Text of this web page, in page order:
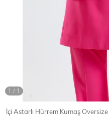
İçi Astarlı Hürrem Kumaş